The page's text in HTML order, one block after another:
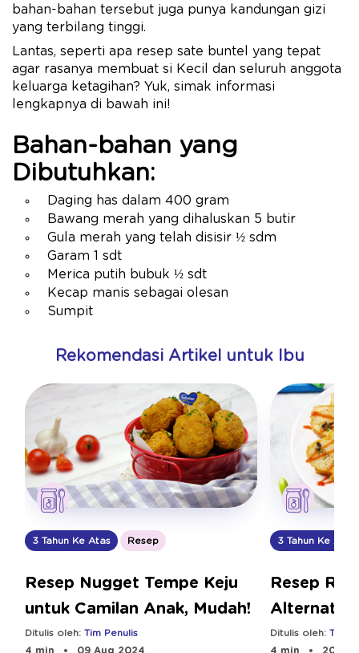
bahan-bahan tersebut juga punya kandungan gizi
yang terbilang tinggi.
Lantas, seperti apa resep sate buntel yang tepat
agar rasanya membuat si Kecil dan seluruh anggota
keluarga ketagihan? Yuk, simak informasi
lengkapnya di bawah ini!
Bahan-bahan yang
Dibutuhkan:
Daging has dalam 400 gram
Bawang merah yang dihaluskan 5 butir
Gula merah yang telah disisir ½ sdm
Garam 1 sdt
Merica putih bubuk ½ sdt
Kecap manis sebagai olesan
Sumpit
Rekomendasi Artikel untuk Ibu
3 Tahun Ke Atas Resep
Resep Nugget Tempe Keju
untuk Camilan Anak, Mudah!
Ditulis oleh: Tim Penulis
4 min
09 Aug 2024
3 Tahun Ke Atas
Resep
Alternatif
Anak
Ditulis oleh: Tim
4 min
20